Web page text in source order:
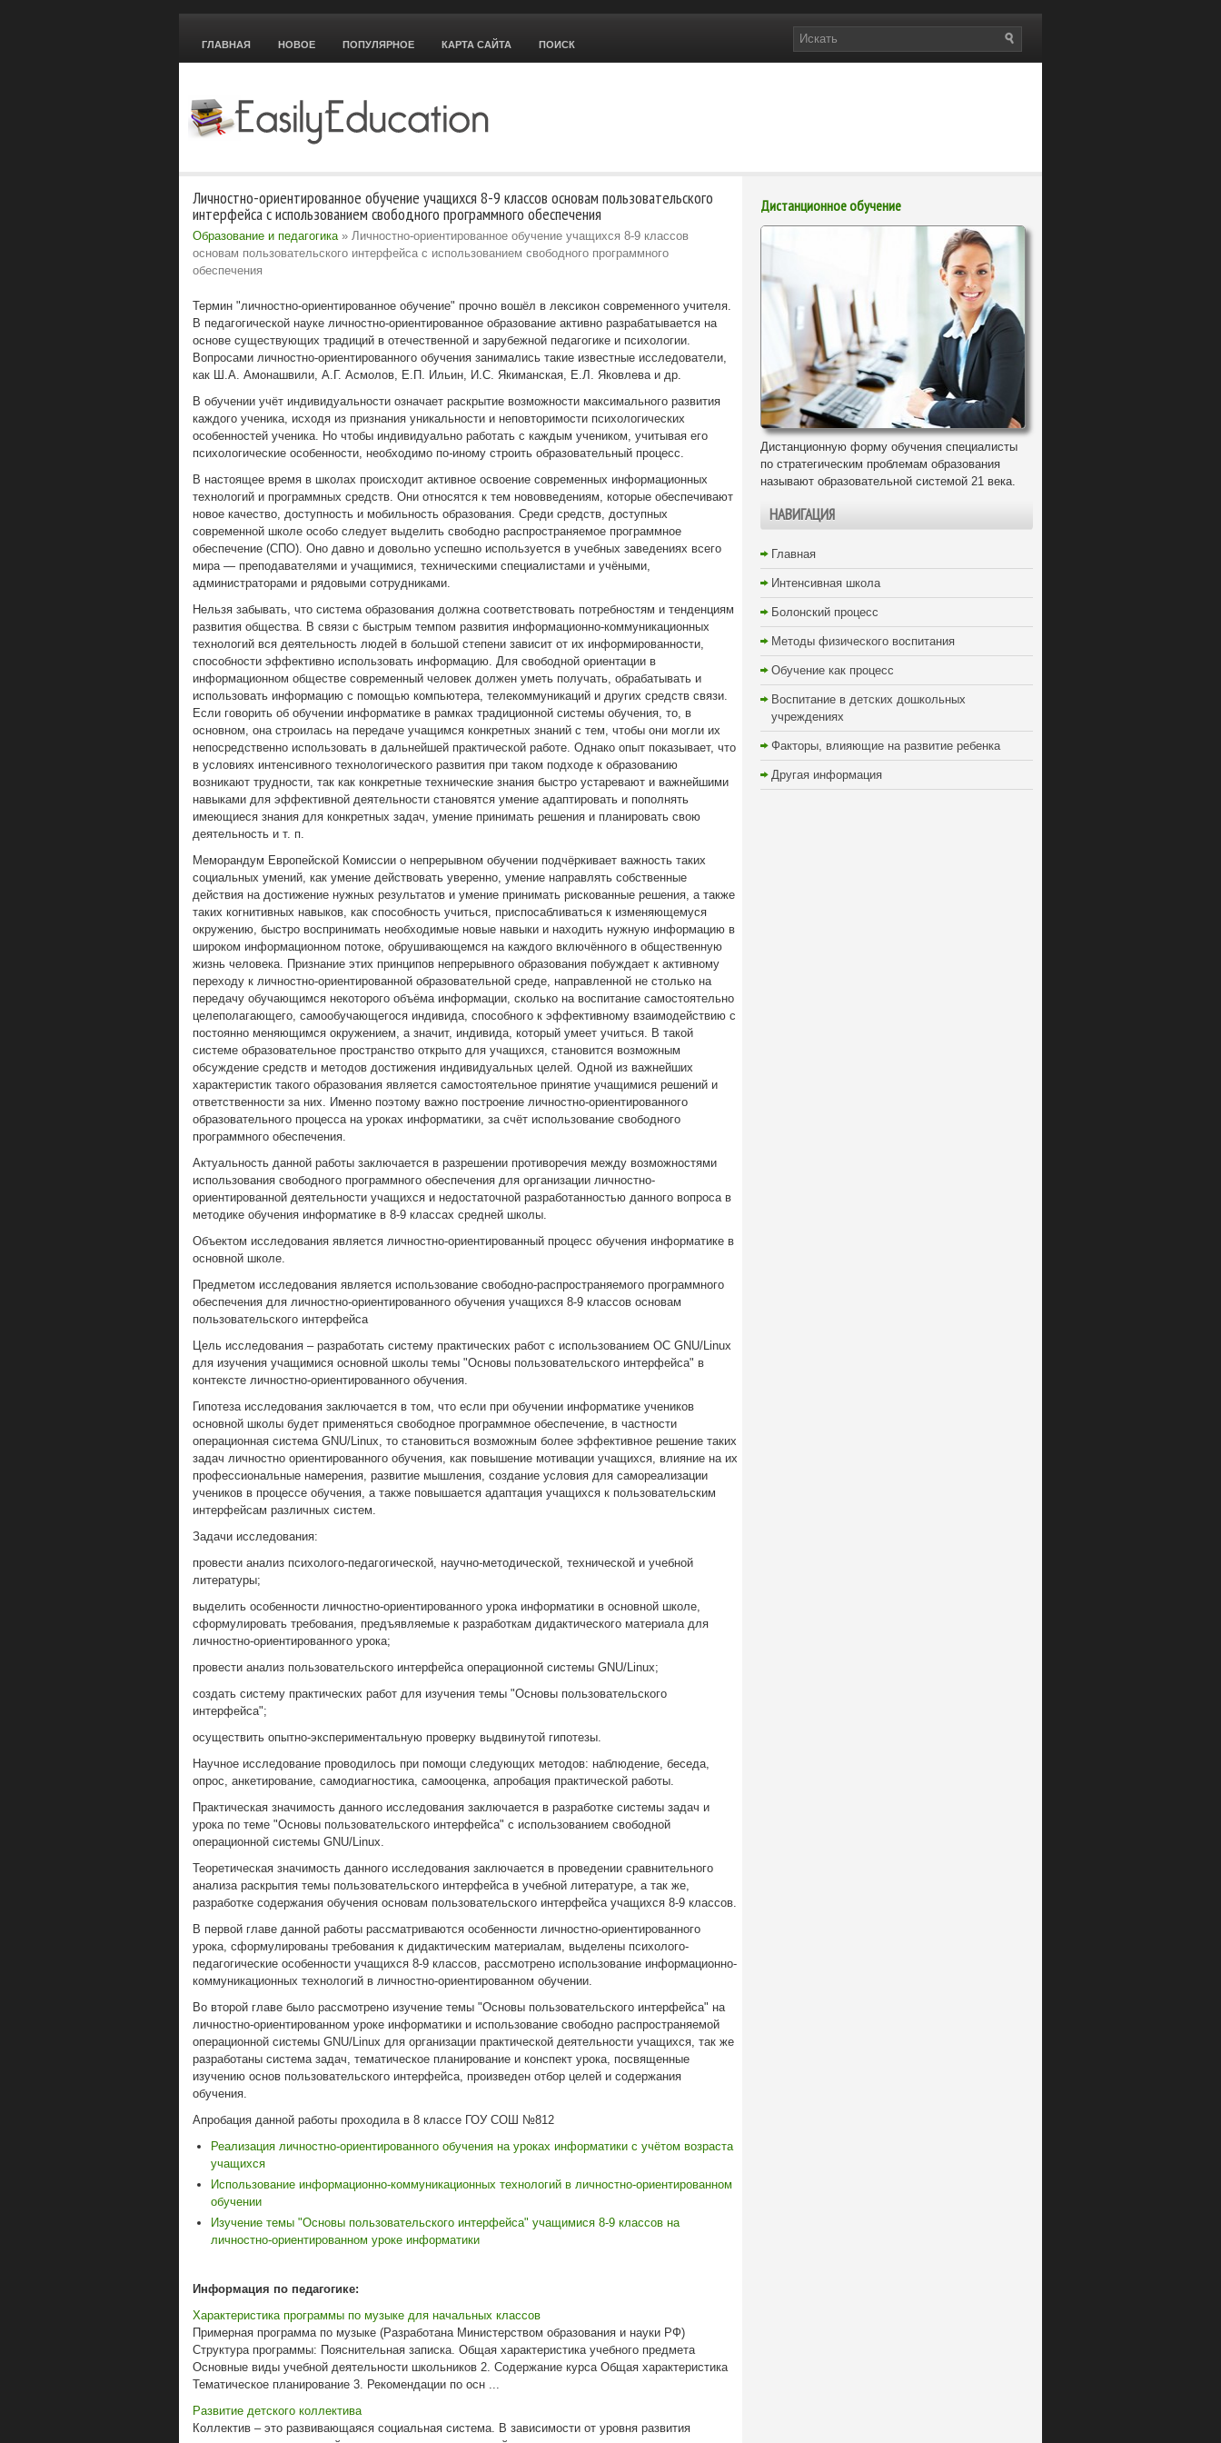
ГЛАВНАЯ НОВОЕ ПОПУЛЯРНОЕ КАРТА САЙТА ПОИСК
Личностно-ориентированное обучение учащихся 8-9 классов основам пользовательского
интерфейса с использованием свободного программного обеспечения
Образование и педагогика» Личностно-ориентированное обучение учащихся 8-9 классов
основам пользовательского интерфейса с использованием свободного программного
обеспечения
Термин "личностно-ориентированное обучение" прочно вошёл в лексикон современного учителя.
В педагогической науке личностно-ориентированное образование активно разрабатывается на
основе существующих традиций в отечественной и зарубежной педагогике и психологии.
Вопросами личностно-ориентированного обучения занимались такие известные исследователи,
как Ш.А. Амонашвили, А.Г. Асмолов, Е.П. Ильин, И.С. Якиманская, Е.Л. Яковлева и др.
В обучении учёт индивидуальности означает раскрытие возможности максимального развития
каждого ученика, исходя из признания уникальности и неповторимости психологических
особенностей ученика. Но чтобы индивидуально работать с каждым учеником, учитывая его
психологические особенности, необходимо по-иному строить образовательный процесс.
В настоящее время в школах происходит активное освоение современных информационных
технологий и программных средств. Они относятся к тем нововведениям, которые обеспечивают
новое качество, доступность и мобильность образования. Среди средств, доступных
современной школе особо следует выделить свободно распространяемое программное
обеспечение (СПО). Оно давно и довольно успешно используется в учебных заведениях всего
мира — преподавателями и учащимися, техническими специалистами и учёными,
администраторами и рядовыми сотрудниками.
Нельзя забывать, что система образования должна соответствовать потребностям и тенденциям
развития общества. В связи с быстрым темпом развития информационно-коммуникационных
технологий вся деятельность людей в большой степени зависит от их информированности,
способности эффективно использовать информацию. Для свободной ориентации в
информационном обществе современный человек должен уметь получать, обрабатывать и
использовать информацию с помощью компьютера, телекоммуникаций и других средств связи.
Если говорить об обучении информатике в рамках традиционной системы обучения, то, в
основном, она строилась на передаче учащимся конкретных знаний с тем, чтобы они могли их
непосредственно использовать в дальнейшей практической работе. Однако опыт показывает, что
в условиях интенсивного технологического развития при таком подходе к образованию
возникают трудности, так как конкретные технические знания быстро устаревают и важнейшими
навыками для эффективной деятельности становятся умение адаптировать и пополнять
имеющиеся знания для конкретных задач, умение принимать решения и планировать свою
деятельность и т. п.
Меморандум Европейской Комиссии о непрерывном обучении подчёркивает важность таких
социальных умений, как умение действовать уверенно, умение направлять собственные
действия на достижение нужных результатов и умение принимать рискованные решения, а также
таких когнитивных навыков, как способность учиться, приспосабливаться к изменяющемуся
окружению, быстро воспринимать необходимые новые навыки и находить нужную информацию в
широком информационном потоке, обрушивающемся на каждого включённого в общественную
жизнь человека. Признание этих принципов непрерывного образования побуждает к активному
переходу к личностно-ориентированной образовательной среде, направленной не столько на
передачу обучающимся некоторого объёма информации, сколько на воспитание самостоятельно
целеполагающего, самообучающегося индивида, способного к эффективному взаимодействию с
постоянно меняющимся окружением, а значит, индивида, который умеет учиться. В такой
системе образовательное пространство открыто для учащихся, становится возможным
обсуждение средств и методов достижения индивидуальных целей. Одной из важнейших
характеристик такого образования является самостоятельное принятие учащимися решений и
ответственности за них. Именно поэтому важно построение личностно-ориентированного
образовательного процесса на уроках информатики, за счёт использование свободного
программного обеспечения.
Актуальность данной работы заключается в разрешении противоречия между возможностями
использования свободного программного обеспечения для организации личностно-
ориентированной деятельности учащихся и недостаточной разработанностью данного вопроса в
методике обучения информатике в 8-9 классах средней школы.
Объектом исследования является личностно-ориентированный процесс обучения информатике в
основной школе.
Предметом исследования является использование свободно-распространяемого программного
обеспечения для личностно-ориентированного обучения учащихся 8-9 классов основам
пользовательского интерфейса
Цель исследования – разработать систему практических работ с использованием ОС GNU/Linux
для изучения учащимися основной школы темы "Основы пользовательского интерфейса" в
контексте личностно-ориентированного обучения.
Гипотеза исследования заключается в том, что если при обучении информатике учеников
основной школы будет применяться свободное программное обеспечение, в частности
операционная система GNU/Linux, то становиться возможным более эффективное решение таких
задач личностно ориентированного обучения, как повышение мотивации учащихся, влияние на их
профессиональные намерения, развитие мышления, создание условия для самореализации
учеников в процессе обучения, а также повышается адаптация учащихся к пользовательским
интерфейсам различных систем.
Задачи исследования:
провести анализ психолого-педагогической, научно-методической, технической и учебной
литературы;
выделить особенности личностно-ориентированного урока информатики в основной школе,
сформулировать требования, предъявляемые к разработкам дидактического материала для
личностно-ориентированного урока;
провести анализ пользовательского интерфейса операционной системы GNU/Linux;
создать систему практических работ для изучения темы "Основы пользовательского
интерфейса";
осуществить опытно-экспериментальную проверку выдвинутой гипотезы.
Научное исследование проводилось при помощи следующих методов: наблюдение, беседа,
опрос, анкетирование, самодиагностика, самооценка, апробация практической работы.
Практическая значимость данного исследования заключается в разработке системы задач и
урока по теме "Основы пользовательского интерфейса" с использованием свободной
операционной системы GNU/Linux.
Теоретическая значимость данного исследования заключается в проведении сравнительного
анализа раскрытия темы пользовательского интерфейса в учебной литературе, а так же,
разработке содержания обучения основам пользовательского интерфейса учащихся 8-9 классов.
В первой главе данной работы рассматриваются особенности личностно-ориентированного
урока, сформулированы требования к дидактическим материалам, выделены психолого-
педагогические особенности учащихся 8-9 классов, рассмотрено использование информационно-
коммуникационных технологий в личностно-ориентированном обучении.
Во второй главе было рассмотрено изучение темы "Основы пользовательского интерфейса" на
личностно-ориентированном уроке информатики и использование свободно распространяемой
операционной системы GNU/Linux для организации практической деятельности учащихся, так же
разработаны система задач, тематическое планирование и конспект урока, посвященные
изучению основ пользовательского интерфейса, произведен отбор целей и содержания
обучения.
Апробация данной работы проходила в 8 классе ГОУ СОШ №812
Реализация личностно-ориентированного обучения на уроках информатики с учётом возраста
учащихся
Использование информационно-коммуникационных технологий в личностно-ориентированном
обучении
Изучение темы "Основы пользовательского интерфейса" учащимися 8-9 классов на
личностно-ориентированном уроке информатики
Информация по педагогике:
Характеристика программы по музыке для начальных классов
Примерная программа по музыке (Разработана Министерством образования и науки РФ)
Структура программы: Пояснительная записка. Общая характеристика учебного предмета
Основные виды учебной деятельности школьников 2. Содержание курса Общая характеристика
Тематическое планирование 3. Рекомендации по осн ...
Развитие детского коллектива
Коллектив – это развивающаяся социальная система. В зависимости от уровня развития
Дистанционное обучение
Дистанционную форму обучения специалисты
по стратегическим проблемам образования
называют образовательной системой 21 века.
НАВИГАЦИЯ
Главная
Интенсивная школа
Болонский процесс
Методы физического воспитания
Обучение как процесс
Воспитание в детских дошкольных
учреждениях
Факторы, влияющие на развитие ребенка
Другая информация